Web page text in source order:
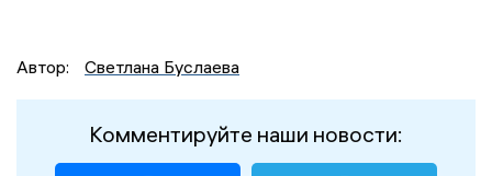
Автор: Светлана Буслаева
Комментируйте наши новости: